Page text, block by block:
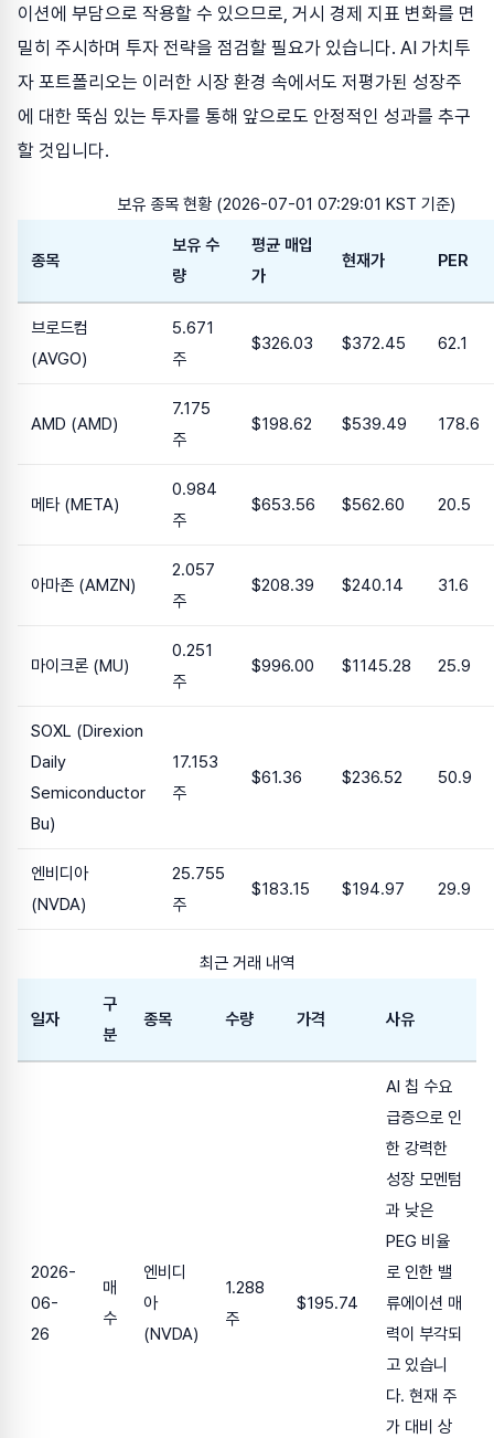
이션에 부담으로 작용할 수 있으므로, 거시 경제 지표 변화를 면
밀히 주시하며 투자 전략을 점검할 필요가 있습니다. AI 가치투
자 포트폴리오는 이러한 시장 환경 속에서도 저평가된 성장주
에 대한 뚝심 있는 투자를 통해 앞으로도 안정적인 성과를 추구
할 것입니다.
보유 종목 현황 (2026-07-01 07:29:01 KST 기준)
종목
보유 수
량
평균 매입
가
현재가 PER
브로드컴
(AVGO)
5.671
주
$326.03 $372.45 62.1
AMD (AMD)
7.175
주
$198.62 $539.49 178.6
메타 (META)
0.984
주
$653.56 $562.60 20.5
아마존 (AMZN)
2.057
주
$208.39 $240.14 31.6
마이크론 (MU)
0.251
주
$996.00 $1145.28 25.9
SOXL (Direxion
Daily
Semiconductor
Bu)
17.153
주
$61.36 $236.52 50.9
엔비디아
(NVDA)
25.755
주
$183.15 $194.97 29.9
최근 거래 내역
일자
구
분
종목 수량 가격 사유
2026-
06-
26
매
수
엔비디
아
(NVDA)
1.288
주
$195.74
AI 칩 수요
급증으로 인
한 강력한
성장 모멘텀
과 낮은
PEG 비율
로 인한 밸
류에이션 매
력이 부각되
고 있습니
다. 현재 주
가 대비 상